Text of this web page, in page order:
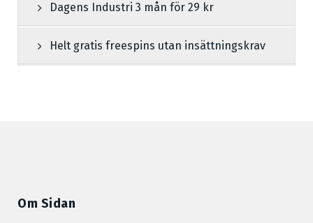
Dagens Industri 3 mån för 29 kr
Helt gratis freespins utan insättningskrav
Om Sidan